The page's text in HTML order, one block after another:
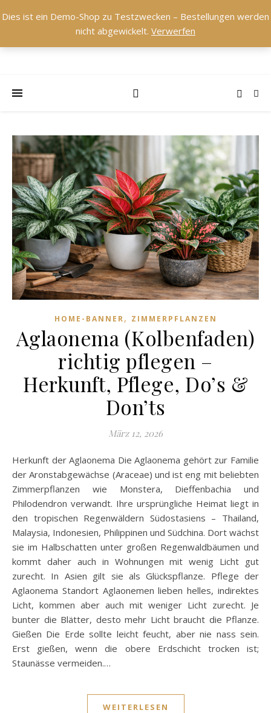
Dies ist ein Demo-Shop zu Testzwecken – Bestellungen werden
nicht abgewickelt. Verwerfen
HOME-BANNER, ZIMMERPFLANZEN
Aglaonema (Kolbenfaden)
richtig pflegen –
Herkunft, Pflege, Do’s &
Don’ts
März 12, 2026
Herkunft der Aglaonema Die Aglaonema gehört zur Familie
der Aronstabgewächse (Araceae) und ist eng mit beliebten
Zimmerpflanzen wie Monstera, Dieffenbachia und
Philodendron verwandt. Ihre ursprüngliche Heimat liegt in
den tropischen Regenwäldern Südostasiens – Thailand,
Malaysia, Indonesien, Philippinen und Südchina. Dort wächst
sie im Halbschatten unter großen Regenwaldbäumen und
kommt daher auch in Wohnungen mit wenig Licht gut
zurecht. In Asien gilt sie als Glückspflanze. Pflege der
Aglaonema Standort Aglaonemen lieben helles, indirektes
Licht, kommen aber auch mit weniger Licht zurecht. Je
bunter die Blätter, desto mehr Licht braucht die Pflanze.
Gießen Die Erde sollte leicht feucht, aber nie nass sein.
Erst gießen, wenn die obere Erdschicht trocken ist;
Staunässe vermeiden.…
WEITERLESEN